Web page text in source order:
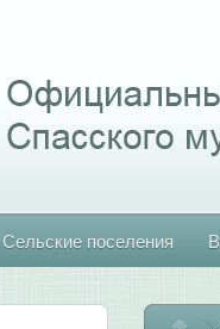
Сельские поселения